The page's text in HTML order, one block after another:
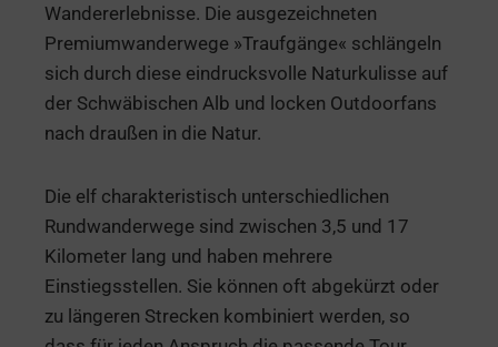
Wandererlebnisse. Die ausgezeichneten
Premiumwanderwege »Traufgänge« schlängeln
sich durch diese eindrucksvolle Naturkulisse auf
der Schwäbischen Alb und locken Outdoorfans
nach draußen in die Natur.
Die elf charakteristisch unterschiedlichen
Rundwanderwege sind zwischen 3,5 und 17
Kilometer lang und haben mehrere
Einstiegsstellen. Sie können oft abgekürzt oder
zu längeren Strecken kombiniert werden, so